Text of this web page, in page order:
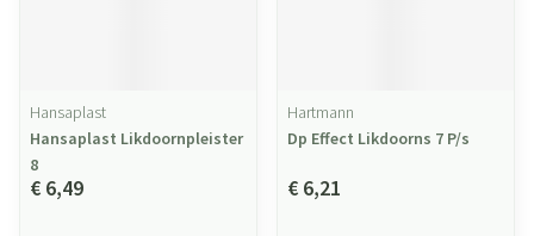
Hansaplast
Hansaplast Likdoornpleister
8
€ 6,49
Hartmann
Dp Effect Likdoorns 7 P/s
€ 6,21